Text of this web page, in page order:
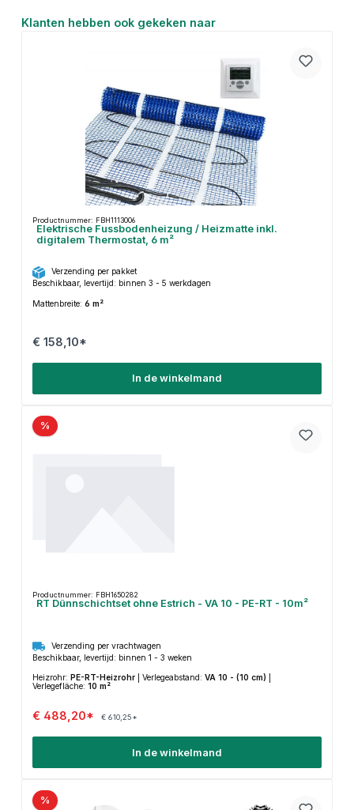
Productgalerij overslaan
Klanten hebben ook gekeken naar
Productnummer: FBH1113006
Elektrische Fussbodenheizung / Heizmatte inkl.
digitalem Thermostat, 6 m²
Verzending per pakket
Beschikbaar, levertijd: binnen 3 - 5 werkdagen
Mattenbreite: 6 m²
€ 158,10*
In de winkelmand
%
Productnummer: FBH1650282
RT Dünnschichtset ohne Estrich - VA 10 - PE-RT - 10m²
Verzending per vrachtwagen
Beschikbaar, levertijd: binnen 1 - 3 weken
Heizrohr: PE-RT-Heizrohr Verlegeabstand: VA 10 - (10 cm)
Verlegefläche: 10 m²
€ 488,20* € 610,25*
In de winkelmand
%